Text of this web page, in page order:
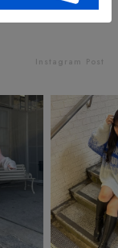
Instagram Post